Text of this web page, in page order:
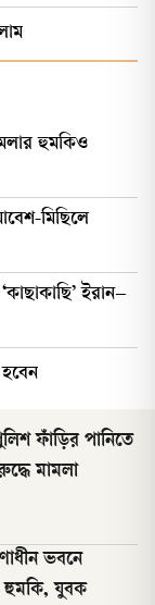
হুমকিও
মিছিলে
ইরান–
ফাঁড়ির পানিতে
মামলা
ভবনে
হুমকি, যুবক